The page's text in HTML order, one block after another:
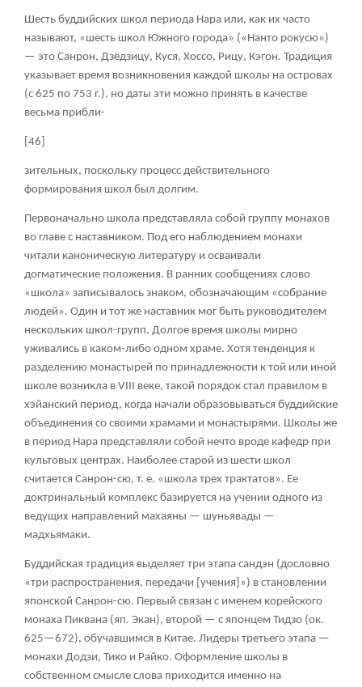
Шесть буддийских школ периода Нара или, как их часто
называют, «шесть школ Южного города» («Нанто рокусю»)
— это Санрон, Дзёдзицу, Куся, Хоссо, Рицу, Кэгон. Традиция
указывает время возникновения каждой школы на островах
(с 625 по 753 г.), но даты эти можно принять в качестве
весьма прибли-
[46]
зительных, поскольку процесс действительного
формирования школ был долгим.
Первоначально школа представляла собой группу монахов
во главе с наставником. Под его наблюдением монахи
читали каноническую литературу и осваивали
догматические положения. В ранних сообщениях слово
«школа» записывалось знаком, обозначающим «собрание
людей». Один и тот же наставник мог быть руководителем
нескольких школ-групп. Долгое время школы мирно
уживались в каком-либо одном храме. Хотя тенденция к
разделению монастырей по принадлежности к той или иной
школе возникла в VIII веке, такой порядок стал правилом в
хэйанский период, когда начали образовываться буддийские
объединения со своими храмами и монастырями. Школы же
в период Нара представляли собой нечто вроде кафедр при
культовых центрах. Наиболее старой из шести школ
считается Санрон-сю, т. е. «школа трех трактатов». Ее
доктринальный комплекс базируется на учении одного из
ведущих направлений махаяны — шуньявады —
мадхьямаки.
Буддийская традиция выделяет три этапа сандэн (дословно
«три распространения, передачи [учения]») в становлении
японской Санрон-сю. Первый связан с именем корейского
монаха Пиквана (яп. Экан), второй — с японцем Тидзо (ок.
625—672), обучавшимся в Китае. Лидеры третьего этапа —
монахи Додзи, Тико и Райко. Оформление школы в
собственном смысле слова приходится именно на